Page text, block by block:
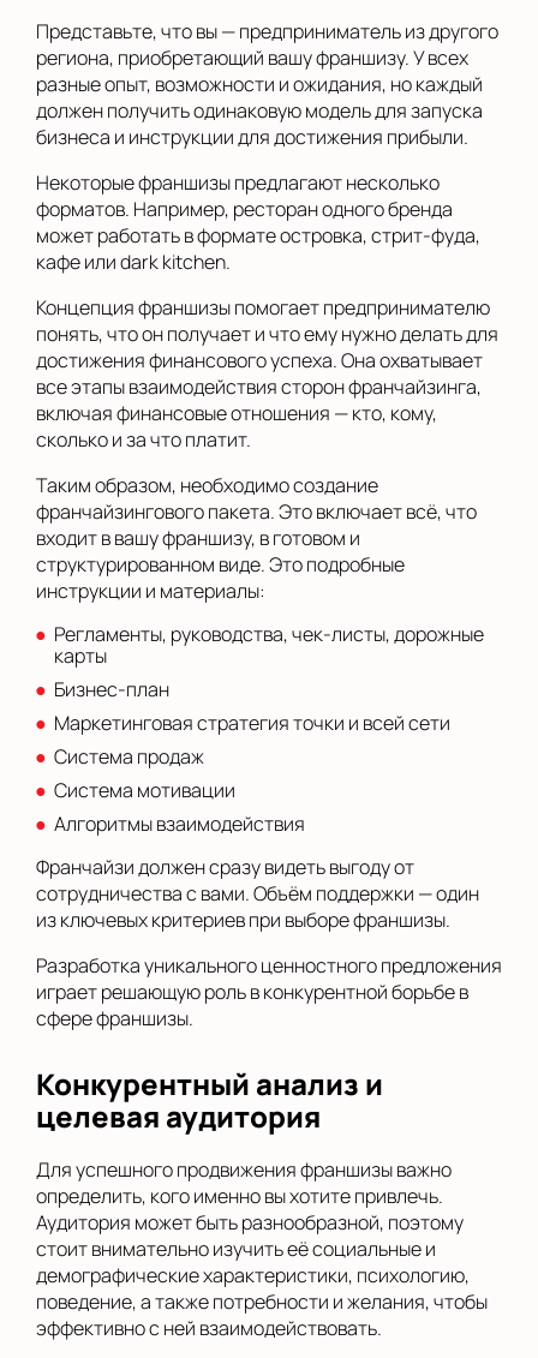
Представьте, что вы — предприниматель из другого
региона, приобретающий вашу франшизу. У всех
разные опыт, возможности и ожидания, но каждый
должен получить одинаковую модель для запуска
бизнеса и инструкции для достижения прибыли.
Некоторые франшизы предлагают несколько
форматов. Например, ресторан одного бренда
может работать в формате островка, стрит-фуда,
кафе или dark kitchen.
Концепция франшизы помогает предпринимателю
понять, что он получает и что ему нужно делать для
достижения финансового успеха. Она охватывает
все этапы взаимодействия сторон франчайзинга,
включая финансовые отношения — кто, кому,
сколько и за что платит.
Таким образом, необходимо создание
франчайзингового пакета. Это включает всё, что
входит в вашу франшизу, в готовом и
структурированном виде. Это подробные
инструкции и материалы:
Регламенты, руководства, чек-листы, дорожные
карты
Бизнес-план
Маркетинговая стратегия точки и всей сети
Система продаж
Система мотивации
Алгоритмы взаимодействия
Франчайзи должен сразу видеть выгоду от
сотрудничества с вами. Объём поддержки — один
из ключевых критериев при выборе франшизы.
Разработка уникального ценностного предложения
играет решающую роль в конкурентной борьбе в
сфере франшизы.
Конкурентный анализ и
целевая аудитория
Для успешного продвижения франшизы важно
определить, кого именно вы хотите привлечь.
Аудитория может быть разнообразной, поэтому
стоит внимательно изучить её социальные и
демографические характеристики, психологию,
поведение, а также потребности и желания, чтобы
эффективно с ней взаимодействовать.